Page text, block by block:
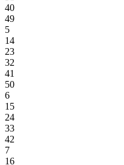
40
49
5
14
23
32
41
50
6
15
24
33
42
7
16